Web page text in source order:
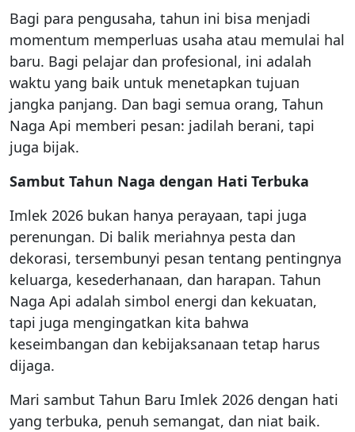
Bagi para pengusaha, tahun ini bisa menjadi
momentum memperluas usaha atau memulai hal
baru. Bagi pelajar dan profesional, ini adalah
waktu yang baik untuk menetapkan tujuan
jangka panjang. Dan bagi semua orang, Tahun
Naga Api memberi pesan: jadilah berani, tapi
juga bijak.
Sambut Tahun Naga dengan Hati Terbuka
Imlek 2026 bukan hanya perayaan, tapi juga
perenungan. Di balik meriahnya pesta dan
dekorasi, tersembunyi pesan tentang pentingnya
keluarga, kesederhanaan, dan harapan. Tahun
Naga Api adalah simbol energi dan kekuatan,
tapi juga mengingatkan kita bahwa
keseimbangan dan kebijaksanaan tetap harus
dijaga.
Mari sambut Tahun Baru Imlek 2026 dengan hati
yang terbuka, penuh semangat, dan niat baik.